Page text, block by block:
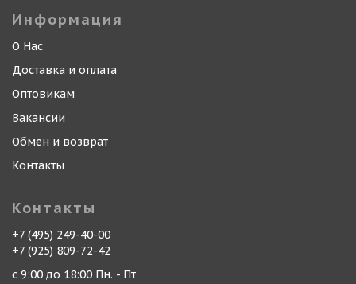
Информация
О Нас
Доставка и оплата
Оптовикам
Вакансии
Обмен и возврат
Контакты
Контакты
+7 (495) 249-40-00
+7 (925) 809-72-42
с 9:00 до 18:00 Пн. - Пт